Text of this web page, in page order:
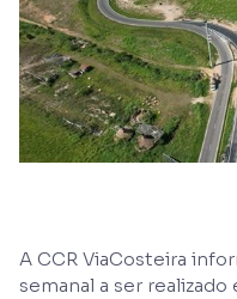
A CCR ViaCosteira
semanal a ser